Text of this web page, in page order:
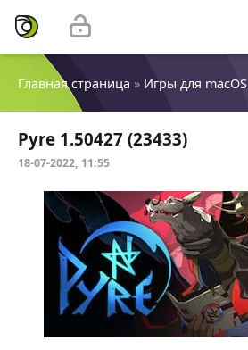
Главная страница » Игры для macOS
Pyre 1.50427 (23433)
18-07-2022, 11:55